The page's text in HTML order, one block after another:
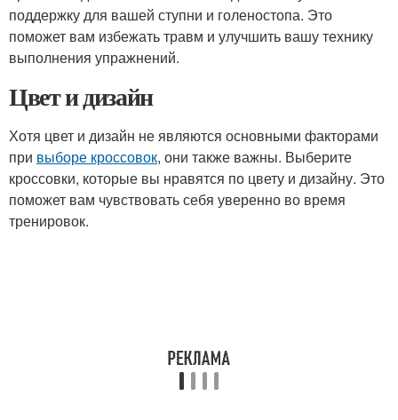
поддержку для вашей ступни и голеностопа. Это
поможет вам избежать травм и улучшить вашу технику
выполнения упражнений.
Цвет и дизайн
Хотя цвет и дизайн не являются основными факторами
при выборе кроссовок, они также важны. Выберите
кроссовки, которые вы нравятся по цвету и дизайну. Это
поможет вам чувствовать себя уверенно во время
тренировок.